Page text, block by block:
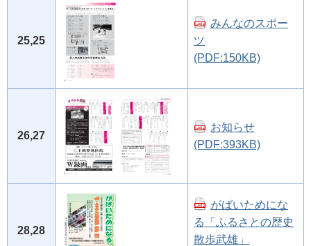
25,25
みんなのスポー
ツ
(PDF:150KB)
26,27
お知らせ
(PDF:393KB)
28,28
がばいためにな
る「ふるさとの歴史
散歩武雄」